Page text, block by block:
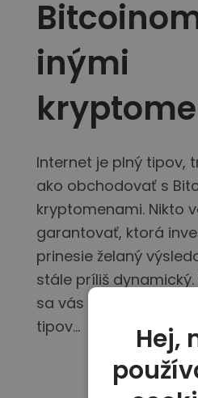
inými
Internet je plný tipov,
ako obchodovať s
kryptomenami. Nikto
garantovať, ktorá
prinesie želaný
stále príliš
sa vás pokúsime
tipov...
Hej,